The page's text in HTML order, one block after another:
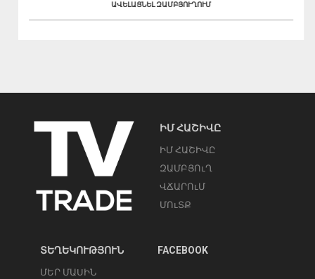
ԱՎԵԼԱՑՆԵԼ ԶԱՄԲՅՈՒՂՈՒՄ
ԻՄ ՀԱՇԻՎԸ
ԻՄ ՀԱՇԻՎԸ
ԶԱՄԲՅՈւՂ
ՎՃԱՐՈւՄ
ՄՈւՏՔ
ՏԵՂԵԿՈՒԹՅՈՒՆ
ՄԵՐ ՄԱՍԻՆ
FACEBOOK